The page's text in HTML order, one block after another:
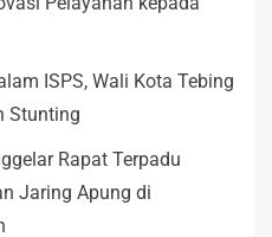
ISPS, Wali Kota Tebing
Stunting
Rapat Terpadu
Jaring Apung di